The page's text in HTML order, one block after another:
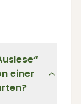
einer